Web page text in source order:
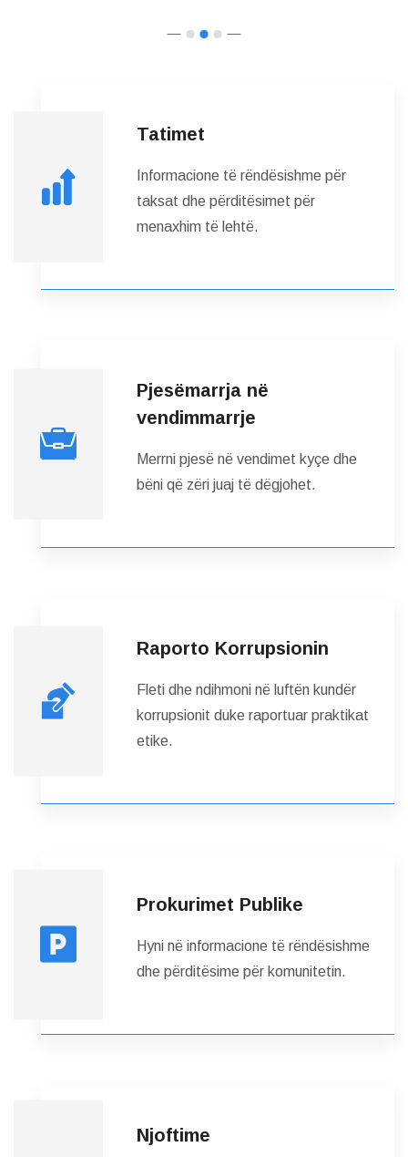
Tatimet
Informacione të rëndësishme për
taksat dhe përditësimet për
menaxhim të lehtë.
Pjesëmarrja në
vendimmarrje
Merrni pjesë në vendimet kyçe dhe
bëni që zëri juaj të dëgjohet.
Raporto Korrupsionin
Fleti dhe ndihmoni në luftën kundër
korrupsionit duke raportuar praktikat
etike.
Prokurimet Publike
Hyni në informacione të rëndësishme
dhe përditësime për komunitetin.
Njoftime